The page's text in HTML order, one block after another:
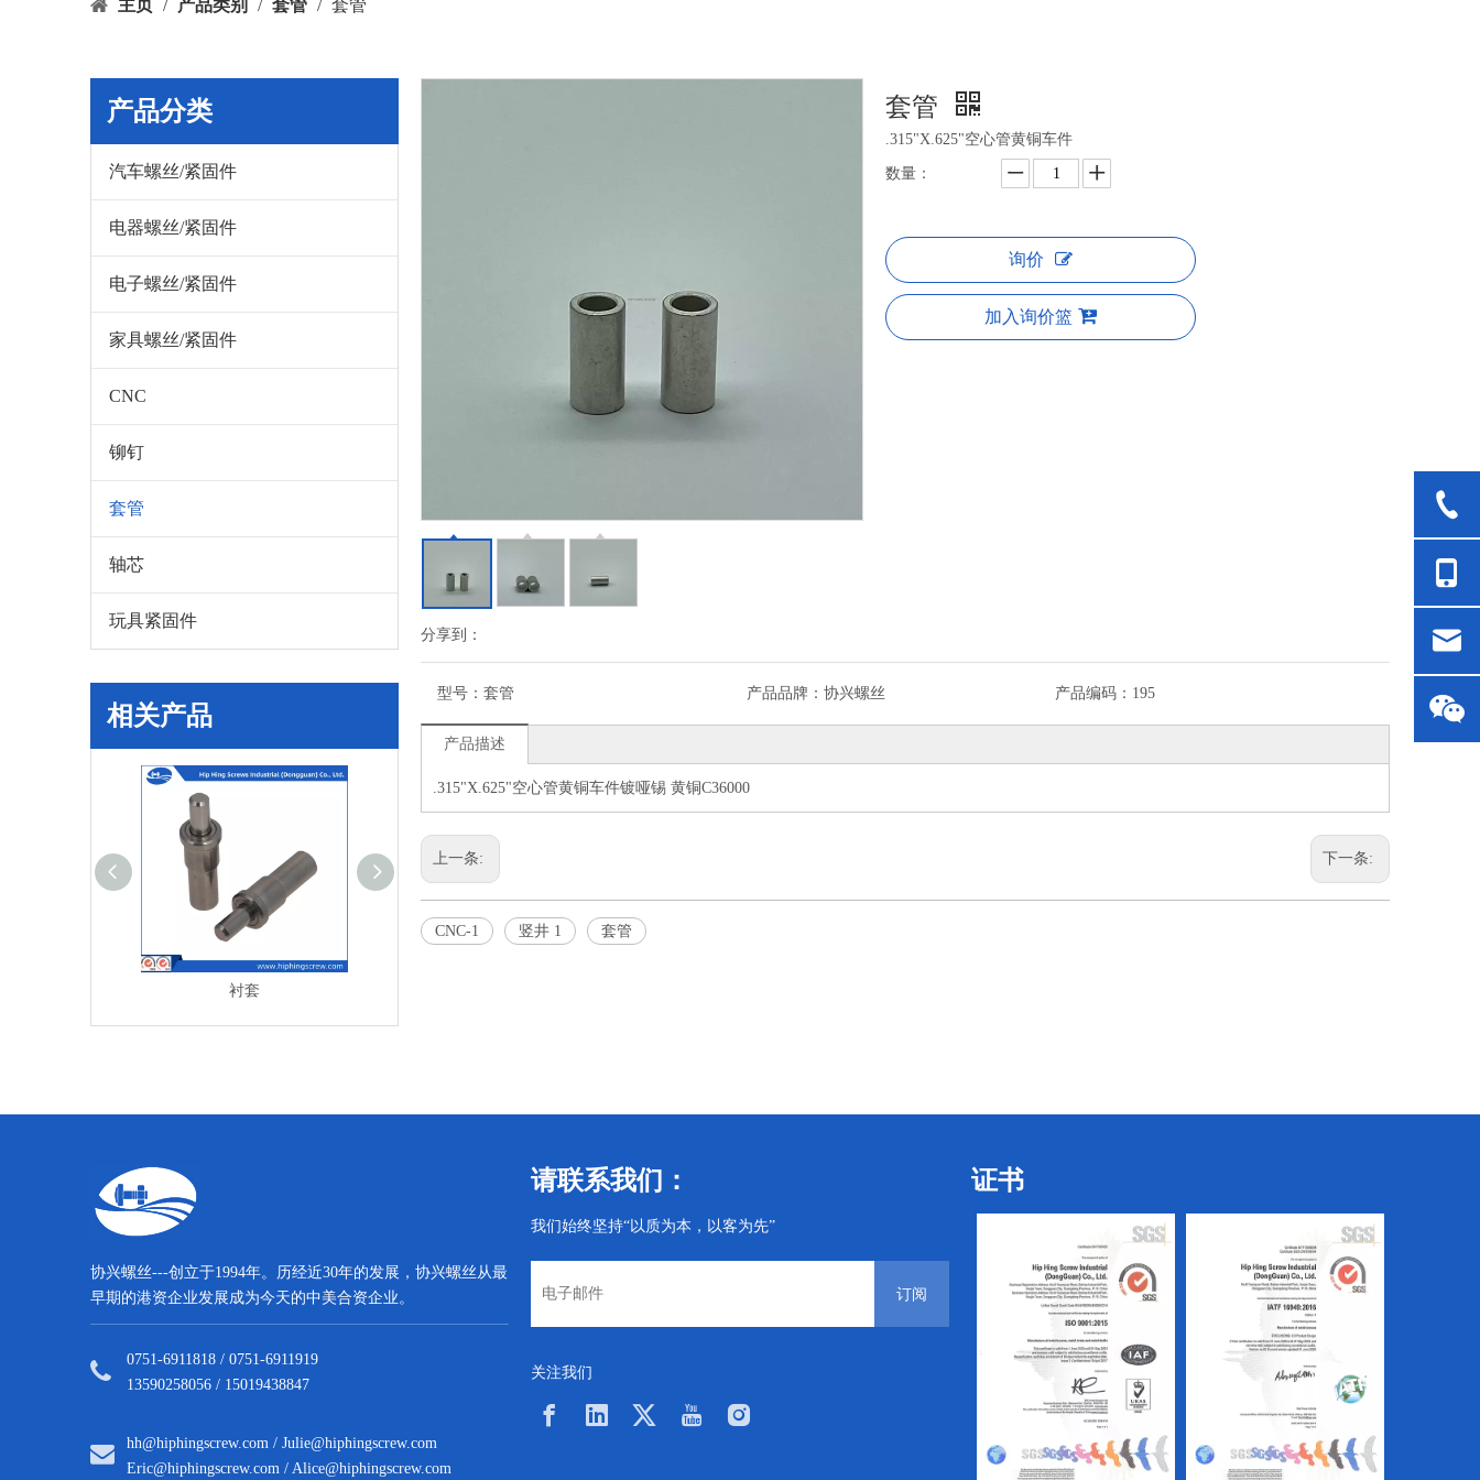
主页 / 产品类别 / 套管 / 套管
产品分类
汽车螺丝/紧固件
电器螺丝/紧固件
电子螺丝/紧固件
家具螺丝/紧固件
CNC
铆钉
套管
轴芯
玩具紧固件
相关产品
衬套
分享到：
套管
.315"X.625"空心管黄铜车件
数量：
询价
加入询价篮
型号： 套管 产品品牌： 协兴螺丝 产品编码： 195
产品描述
.315"X.625"空心管黄铜车件镀哑锡 黄铜C36000
上一条: 下一条:
CNC-1 竖井 1 套管
协兴螺丝---创立于1994年。历经近30年的发展，协兴螺丝从最
早期的港资企业发展成为今天的中美合资企业。
0751-6911818 / 0751-6911919
13590258056 / 15019438847
hh@hiphingscrew.com /Julie@hiphingscrew.com
Eric@hiphingscrew.com /Alice@hiphingscrew.com
请联系我们：
我们始终坚持“以质为本，以客为先”
订阅
关注我们
证书